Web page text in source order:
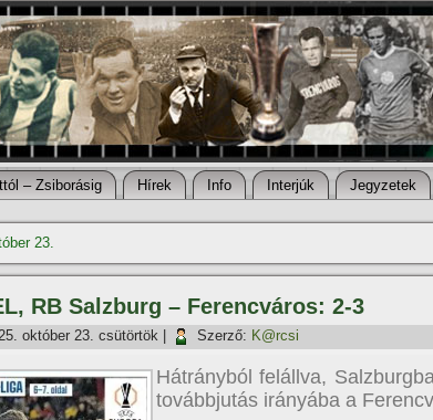
– Zsiborásig Hí­rek Info Interjúk Jegyzetek
23.
RB Salzburg – Ferencváros: 2-3
október 23. csütörtök Szerző: K@rcsi
Hátrányból felállva,
továbbjutás irányába a